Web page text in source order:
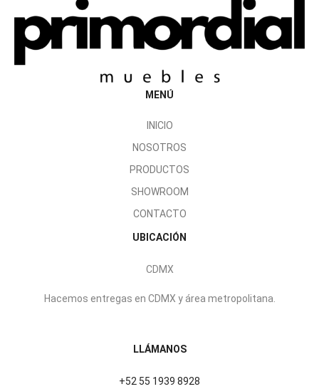
MENÚ
INICIO
NOSOTROS
PRODUCTOS
SHOWROOM
CONTACTO
UBICACIÓN
CDMX
Hacemos entregas en CDMX y área metropolitana.
LLÁMANOS
+52 55 1939 8928